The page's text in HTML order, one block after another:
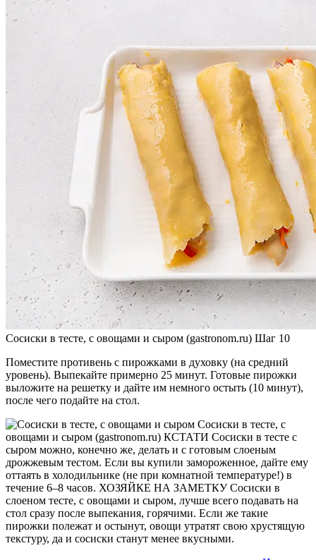
Сосиски в тесте, с овощами и сыром (gastronom.ru) Шаг 10
Поместите противень с пирожками в духовку (на средний
уровень). Выпекайте примерно 25 минут. Готовые пирожки
выложите на решетку и дайте им немного остыть (10 минут),
после чего подайте на стол.
Сосиски в тесте, с
овощами и сыром (gastronom.ru) КСТАТИ Сосиски в тесте с
сыром можно, конечно же, делать и с готовым слоеным
дрожжевым тестом. Если вы купили замороженное, дайте ему
оттаять в холодильнике (не при комнатной температуре!) в
течение 6–8 часов. ХОЗЯЙКЕ НА ЗАМЕТКУ Сосиски в
слоеном тесте, с овощами и сыром, лучше всего подавать на
стол сразу после выпекания, горячими. Если же такие
пирожки полежат и остынут, овощи утратят свою хрустящую
текстуру, да и сосиски станут менее вкусными.